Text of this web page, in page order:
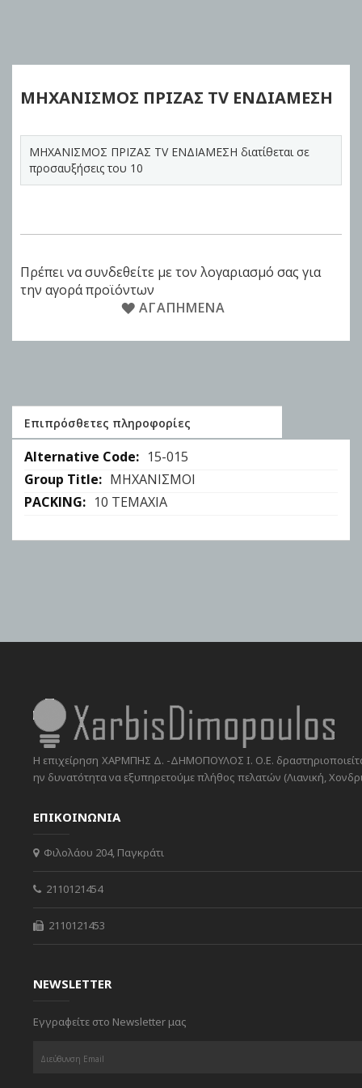
beginning
the
gallery
ΜΗΧΑΝΙΣΜΟΣ ΠΡΙΖΑΣ TV ΕΝΔΙΑΜΕΣΗ
ΜΗΧΑΝΙΣΜΟΣ ΠΡΙΖΑΣ TV ΕΝΔΙΑΜΕΣΗ διατίθεται σε
προσαυξήσεις του 10
Πρέπει να συνδεθείτε με τον λογαριασμό σας για
την αγορά προϊόντων
ΑΓΑΠΗΜΈΝΑ
Επιπρόσθετες πληροφορίες
Επιπρόσθετες
πληροφορίες
15-015
ΜΗΧΑΝΙΣΜΟΙ
10 ΤΕΜΑΧΙΑ
Η επιχείρηση ΧΑΡΜΠΗΣ Δ. -ΔΗΜΟΠΟΥΛΟΣ Ι. Ο.Ε.
ην δυνατότητα να εξυπηρετούμε πλήθος πελατών (Λιανική,
ΕΠΙΚΟΙΝΩΝΙΑ
Φιλολάου 204, Παγκράτι
2110121454
2110121453
NEWSLETTER
Εγγραφείτε στο Newsletter μας